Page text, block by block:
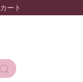
カート